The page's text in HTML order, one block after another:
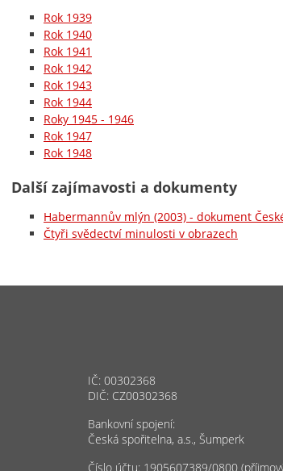
Rok 1939
Rok 1940
Rok 1941
Rok 1942
Rok 1943
Rok 1944
Roky 1945 - 1946
Rok 1947
Rok 1948
Další zajímavosti a dokumenty
Habermannův mlýn (2003) - dokument
Čtyři svědectví minulosti v obrazech
IČ: 00302368
DIČ: CZ00302368
Bankovní spojení:
Česká spořitelna, a.s., Šumperk
Číslo účtu: 1905607389/0800